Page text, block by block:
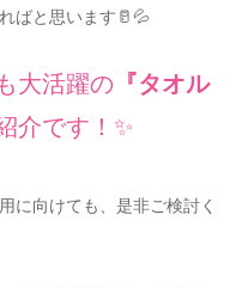
ばと思います🥛💦
大活躍の 『タオル
介です！✨
に向けても、是非ご検討く